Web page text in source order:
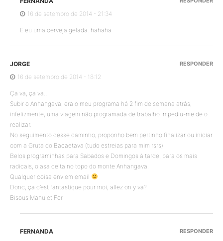
16 de setembro de 2014 - 21:34
E eu uma cerveja gelada. hahaha
JORGE
16 de setembro de 2014 - 18:12
Ça va, ça va…
Subir o Anhangava, era o meu programa há 2 fim de semana atrás,
infelizmente, uma viagem não programada de trabalho impediu-me de o
realizar.
No seguimento desse caminho, proponho bem pertinho finalizar ou iniciar
com a Gruta do Bacaetava (tudo estreias para mim rsrs).
Belos programinhas para Sabados e Domingos à tarde, para os mais
radicais, o asa delta no topo do monte Anhangava.
Qualquer coisa enviem email
Donc, ça c’est fantastique pour moi, allez on y va?
Bisous Manu et Fer
RESPONDER
FERNANDA
RESPONDER